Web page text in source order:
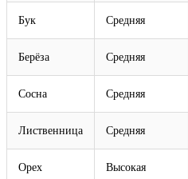
Бук Средняя
Берёза Средняя
Сосна Средняя
Лиственница Средняя
Орех Высокая